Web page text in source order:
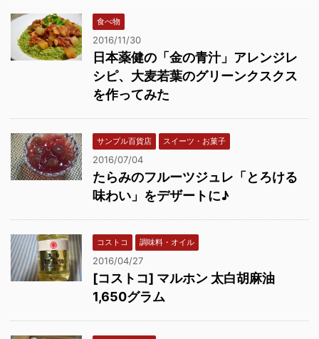
食べ物
2016/11/30
日本薬健の「金の青汁」アレンジレ
シピ、大麦若葉のグリーンクスクス
を作ってみた
サンプル百貨店 スイーツ・お菓子
2016/07/04
たらみのフルーツジュレ「とろける
味わい」をデザートに♪
コストコ 調味料・オイル
2016/04/27
[コストコ] マルホン 太白胡麻油
1,650グラム